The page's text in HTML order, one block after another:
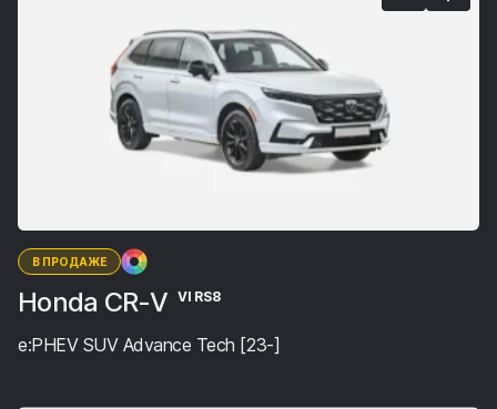
В ПРОДАЖЕ
Honda CR-V VI RS8
e:PHEV SUV Advance Tech [23-]